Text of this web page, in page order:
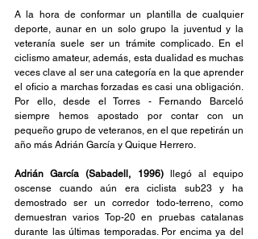
A la hora de conformar un plantilla de cualquier
deporte, aunar en un solo grupo la juventud y la
veteranía suele ser un trámite complicado. En el
ciclismo amateur, además, esta dualidad es muchas
veces clave al ser una categoría en la que aprender
el oficio a marchas forzadas es casi una obligación.
Por ello, desde el Torres - Fernando Barceló
siempre hemos apostado por contar con un
pequeño grupo de veteranos, en el que repetirán un
año más Adrián García y Quique Herrero.
Adrián García (Sabadell, 1996) llegó al equipo
oscense cuando aún era ciclista sub23 y ha
demostrado ser un corredor todo-terreno, como
demuestran varios Top-20 en pruebas catalanas
durante las últimas temporadas. Por encima ya del